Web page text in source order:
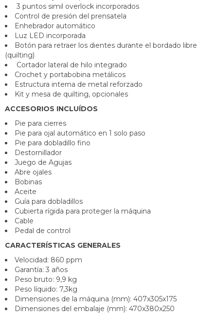
3 puntos simil overlock incorporados
Control de presión del prensatela
Enhebrador automático
Luz LED incorporada
Botón para retraer los dientes durante el bordado libre
(quilting)
Cortador lateral de hilo integrado
Crochet y portabobina metálicos
Estructura interna de metal reforzado
Kit y mesa de quilting, opcionales
ACCESORIOS INCLUÍDOS
Pie para cierres
Pie para ojal automático en 1 solo paso
Pie para dobladillo fino
Destornillador
Juego de Agujas
Abre ojales
Bobinas
Aceite
Guía para dobladillos
Cubierta rígida para proteger la máquina
Cable
Pedal de control
CARACTERÍSTICAS GENERALES
Velocidad: 860 ppm
Garantía: 3 años
Peso bruto: 9,9 kg
Peso líquido: 7,3kg
Dimensiones de la máquina (mm): 407x305x175
Dimensiones del embalaje (mm): 470x380x250